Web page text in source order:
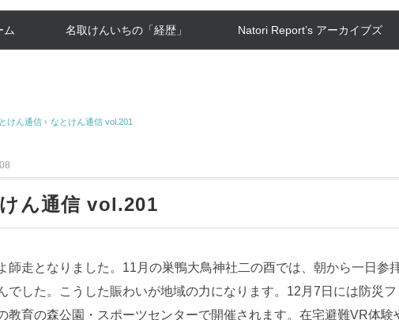
ム 名取けんいちの「経歴」 Natori Report’s アーカイブズ
けん通信 › なとけん通信 vol.201
ん通信 vol.201
師走となりました。11月の巣鴨大鳥神社二の酉では、朝から一日参
でした。こうした賑わいが地域の力になります。12月7日には防災
教育の森公園・スポーツセンターで開催されます。在宅避難VR体験